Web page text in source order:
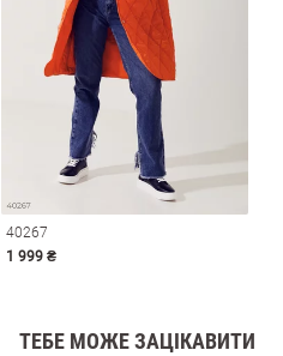
40267
1 999 ₴
ТЕБЕ МОЖЕ ЗАЦІКАВИТИ